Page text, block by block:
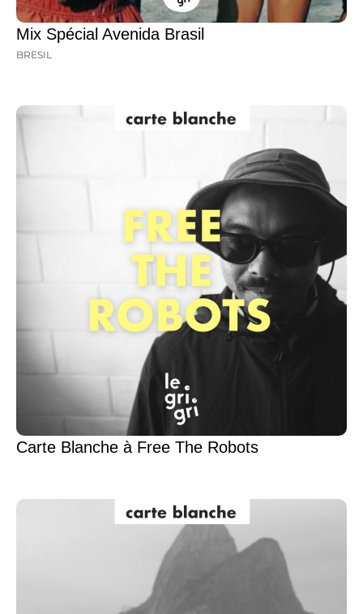
Mix Spécial Avenida Brasil
BRESIL
Carte Blanche à Free The Robots